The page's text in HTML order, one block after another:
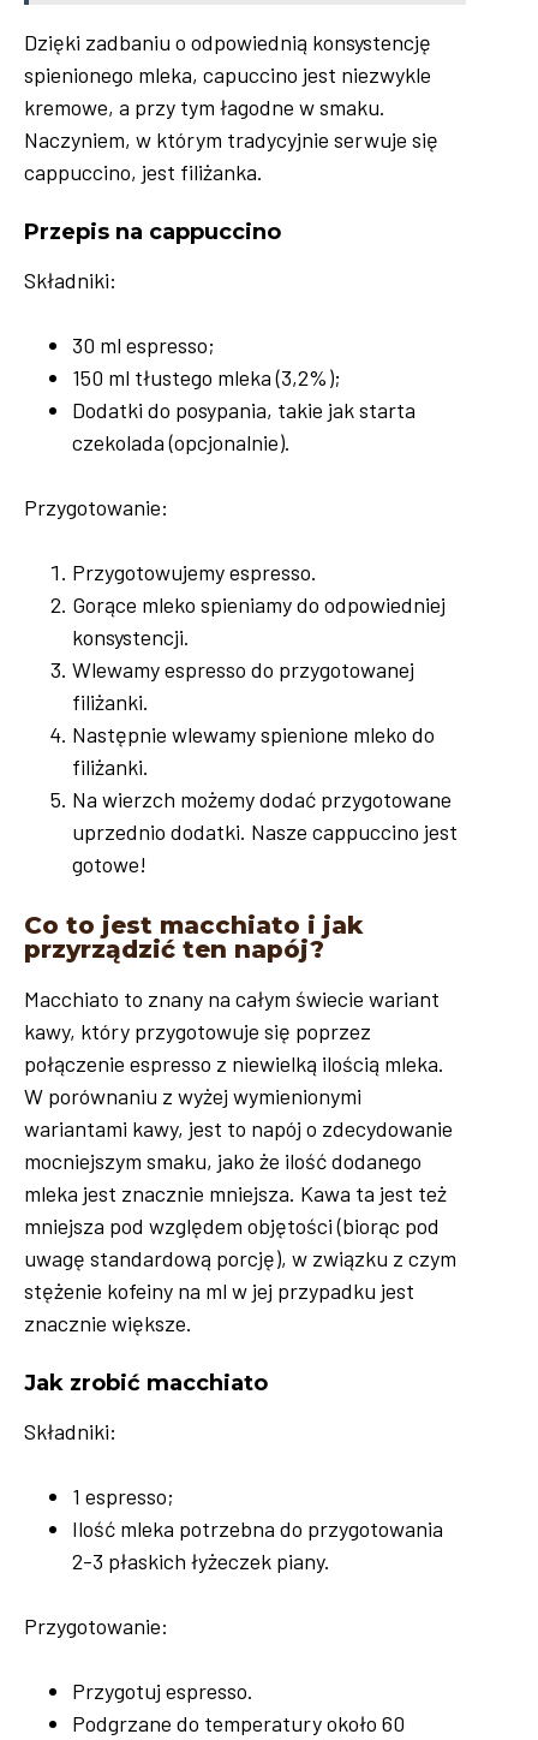
Dzięki zadbaniu o odpowiednią konsystencję
spienionego mleka, capuccino jest niezwykle
kremowe, a przy tym łagodne w smaku.
Naczyniem, w którym tradycyjnie serwuje się
cappuccino, jest filiżanka.
Przepis na cappuccino
Składniki:
30 ml espresso;
150 ml tłustego mleka (3,2%);
Dodatki do posypania, takie jak starta
czekolada (opcjonalnie).
Przygotowanie:
Przygotowujemy espresso.
Gorące mleko spieniamy do odpowiedniej
konsystencji.
Wlewamy espresso do przygotowanej
filiżanki.
Następnie wlewamy spienione mleko do
filiżanki.
Na wierzch możemy dodać przygotowane
uprzednio dodatki. Nasze cappuccino jest
gotowe!
Co to jest macchiato i jak
przyrządzić ten napój?
Macchiato to znany na całym świecie wariant
kawy, który przygotowuje się poprzez
połączenie espresso z niewielką ilością mleka.
W porównaniu z wyżej wymienionymi
wariantami kawy, jest to napój o zdecydowanie
mocniejszym smaku, jako że ilość dodanego
mleka jest znacznie mniejsza. Kawa ta jest też
mniejsza pod względem objętości (biorąc pod
uwagę standardową porcję), w związku z czym
stężenie kofeiny na ml w jej przypadku jest
znacznie większe.
Jak zrobić macchiato
Składniki:
1 espresso;
Ilość mleka potrzebna do przygotowania
2-3 płaskich łyżeczek piany.
Przygotowanie:
Przygotuj espresso.
Podgrzane do temperatury około 60